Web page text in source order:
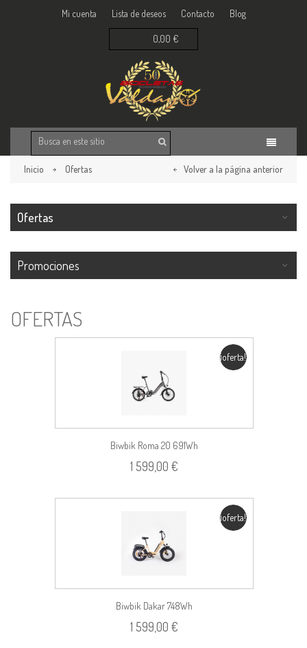
Blog
Contacto
Lista de deseos
Mi cuenta
0,00 €
Inicio Ofertas Volver a la página anterior
Ofertas
Promociones
OFERTAS
¡oferta!
Biwbik Roma 20 691Wh
1 599,00 €
¡oferta!
Biwbik Dakar 748Wh
1 599,00 €